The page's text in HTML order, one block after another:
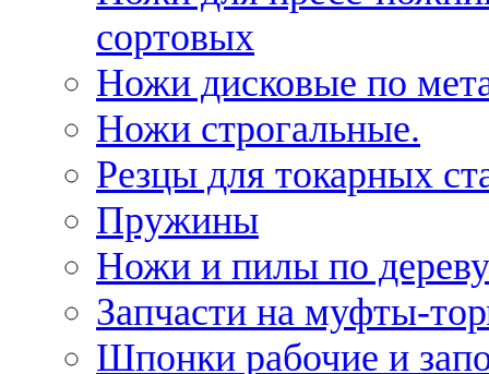
сортовых
Ножи дисковые по
Ножи строгальные.
Резцы для токарных
Пружины
Ножи и пилы по дереву
Запчасти на муфты-
Шпонки рабочие и